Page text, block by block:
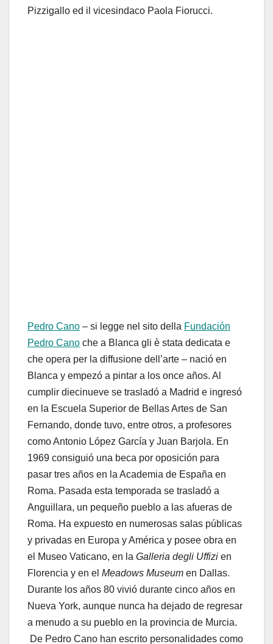
Pizzigallo ed il vicesindaco Paola Fiorucci.
Pedro Cano – si legge nel sito della Fundación
Pedro Cano che a Blanca gli è stata dedicata e
che opera per la diffusione dell’arte – nació en
Blanca y empezó a pintar a los once años. Al
cumplir diecinueve se trasladó a Madrid e ingresó
en la Escuela Superior de Bellas Artes de San
Fernando, donde tuvo, entre otros, a profesores
como Antonio López García y Juan Barjola. En
1969 consiguió una beca por oposición para
pasar tres años en la Academia de España en
Roma. Pasada esta temporada se trasladó a
Anguillara, un pequeño pueblo a las afueras de
Roma. Ha expuesto en numerosas salas públicas
y privadas en Europa y América y posee obra en
el Museo Vaticano, en la Galleria degli Uffizi en
Florencia y en el Meadows Museum en Dallas.
Durante los años 80 vivió durante cinco años en
Nueva York, aunque nunca ha dejado de regresar
a menudo a su pueblo en la provincia de Murcia.
De Pedro Cano han escrito personalidades como